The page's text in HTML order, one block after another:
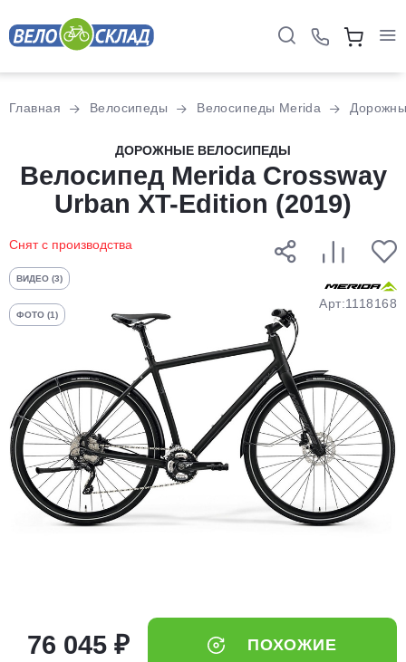
Главная Велосипеды Велосипеды Merida
ДОРОЖНЫЕ ВЕЛОСИПЕДЫ
Велосипед Merida Crossway
Urban XT-Edition (2019)
Снят с производства
ВИДЕО (3)
ФОТО (1)
Арт:1118168
76 045 ₽ ПОХОЖИЕ
Разбейте
оплатуна части
без переплат
График платежей
Добавляйте товары
в корзину
Оплачивайте сегодня только
выбранный способом